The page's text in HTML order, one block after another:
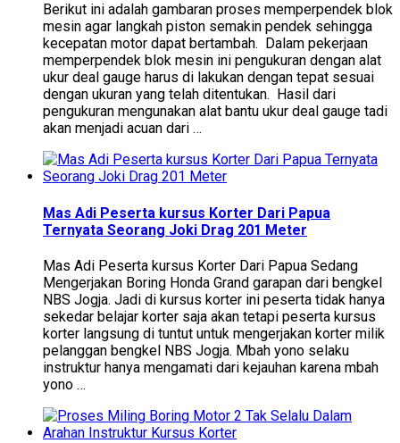
Berikut ini adalah gambaran proses memperpendek blok
mesin agar langkah piston semakin pendek sehingga
kecepatan motor dapat bertambah. Dalam pekerjaan
memperpendek blok mesin ini pengukuran dengan alat
ukur deal gauge harus di lakukan dengan tepat sesuai
dengan ukuran yang telah ditentukan. Hasil dari
pengukuran mengunakan alat bantu ukur deal gauge tadi
akan menjadi acuan dari …
Mas Adi Peserta kursus Korter Dari Papua
Ternyata Seorang Joki Drag 201 Meter
Mas Adi Peserta kursus Korter Dari Papua Sedang
Mengerjakan Boring Honda Grand garapan dari bengkel
NBS Jogja. Jadi di kursus korter ini peserta tidak hanya
sekedar belajar korter saja akan tetapi peserta kursus
korter langsung di tuntut untuk mengerjakan korter milik
pelanggan bengkel NBS Jogja. Mbah yono selaku
instruktur hanya mengamati dari kejauhan karena mbah
yono …